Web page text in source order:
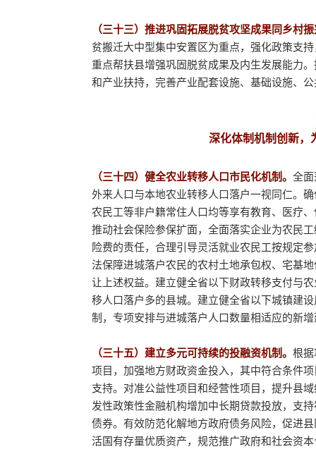
（三十三）推进巩固拓展脱贫攻坚成果同乡村
贫搬迁大中型集中安置区为重点，强化政策支
重点帮扶县增强巩固脱贫成果及内生发展能力
和产业扶持，完善产业配套设施、基础设施、
深化体制机制创新，
（三十四）健全农业转移人口市民化机制。 全面
外来人口与本地农业转移人口落户一视同仁。
农民工等非户籍常住人口均等享有教育、医疗
推动社会保险参保扩面，全面落实企业为农民
险费的责任，合理引导灵活就业农民工按规定
法保障进城落户农民的农村土地承包权、宅基
让上述权益。建立健全省以下财政转移支付与
移人口落户多的县城。建立健全省以下城镇建
制，专项安排与进城落户人口数量相适应的新
（三十五）建立多元可持续的投融资机制。 根据
项目，加强地方财政资金投入，其中符合条件
支持。对准公益性项目和经营性项目，提升县
发性政策性金融机构增加中长期贷款投放，支
债券。有效防范化解地方政府债务风险，促进
活国有存量优质资产，规范推广政府和社会资